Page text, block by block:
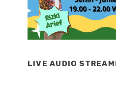
LIVE AUDIO